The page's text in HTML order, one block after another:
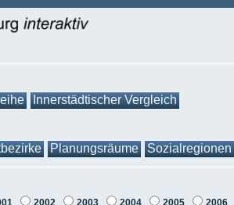
Innerstädtischer Vergleich
Planungsräume Sozialregionen
2002 2003 2004 2005
2006